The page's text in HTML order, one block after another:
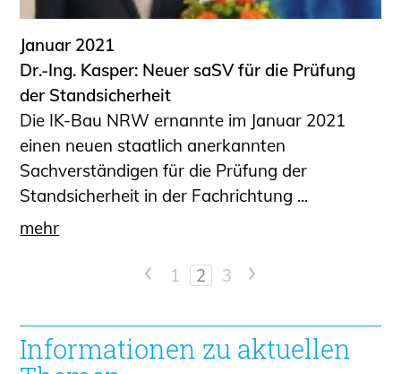
Januar 2021
Dr.-Ing. Kasper: Neuer saSV für die Prüfung
der Standsicherheit
Die IK-Bau NRW ernannte im Januar 2021
einen neuen staatlich anerkannten
Sachverständigen für die Prüfung der
Standsicherheit in der Fachrichtung ...
mehr
< 1 2 3 >
Informationen zu aktuellen